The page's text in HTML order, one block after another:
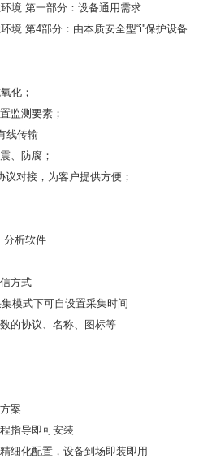
境 第一部分：设备通用需求
境 第4部分：由本质安全型“i''保护设备
化；
监测要素；
线传输
、防腐；
对接，为客户提供方便；
分析软件
方式
模式下可自设置采集时间
的协议、名称、图标等
案
指导即可安装
细化配置，设备到场即装即用